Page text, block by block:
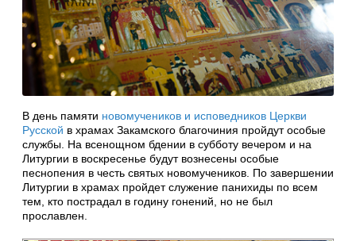
В день памяти новомучеников и исповедников Церкви
Русской в храмах Закамского благочиния пройдут особые
службы. На всенощном бдении в субботу вечером и на
Литургии в воскресенье будут вознесены особые
песнопения в честь святых новомучеников. По завершении
Литургии в храмах пройдет служение панихиды по всем
тем, кто пострадал в годину гонений, но не был
прославлен.